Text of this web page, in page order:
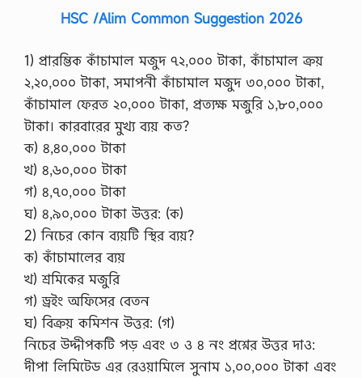
HSC /Alim Common Suggestion 2026
1) প্রারম্ভিক কাঁচামাল মজুদ ৭২,০০০ টাকা, কাঁচামাল ক্রয়
২,২০,০০০ টাকা, সমাপনী কাঁচামাল মজুদ ৩০,০০০ টাকা,
কাঁচামাল ফেরত ২০,০০০ টাকা, প্রত্যক্ষ মজুরি ১,৮০,০০০
টাকা। কারবারের মুখ্য ব্যয় কত?
ক) ৪,৪০,০০০ টাকা
খ) ৪,৬০,০০০ টাকা
গ) ৪,৭০,০০০ টাকা
ঘ) ৪,৯০,০০০ টাকা উত্তর: (ক)
2) নিচের কোন ব্যয়টি স্থির ব্যয়?
ক) কাঁচামালের ব্যয়
খ) শ্রমিকের মজুরি
গ) ড্রইং অফিসের বেতন
ঘ) বিক্রয় কমিশন উত্তর: (গ)
নিচের উদ্দীপকটি পড় এবং ৩ ও ৪ নং প্রশ্নের উত্তর দাও:
দীপা লিমিটেড এর রেওয়ামিলে সুনাম ১,০০,০০০ টাকা এবং